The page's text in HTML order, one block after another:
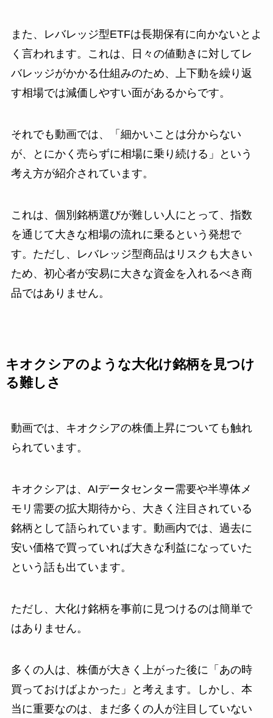
また、レバレッジ型ETFは長期保有に向かないとよ
く言われます。これは、日々の値動きに対してレ
バレッジがかかる仕組みのため、上下動を繰り返
す相場では減価しやすい面があるからです。
それでも動画では、「細かいことは分からない
が、とにかく売らずに相場に乗り続ける」という
考え方が紹介されています。
これは、個別銘柄選びが難しい人にとって、指数
を通じて大きな相場の流れに乗るという発想で
す。ただし、レバレッジ型商品はリスクも大きい
ため、初心者が安易に大きな資金を入れるべき商
品ではありません。
キオクシアのような大化け銘柄を見つけ
る難しさ
動画では、キオクシアの株価上昇についても触れ
られています。
キオクシアは、AIデータセンター需要や半導体メ
モリ需要の拡大期待から、大きく注目されている
銘柄として語られています。動画内では、過去に
安い価格で買っていれば大きな利益になっていた
という話も出ています。
ただし、大化け銘柄を事前に見つけるのは簡単で
はありません。
多くの人は、株価が大きく上がった後に「あの時
買っておけばよかった」と考えます。しかし、本
当に重要なのは、まだ多くの人が注目していない